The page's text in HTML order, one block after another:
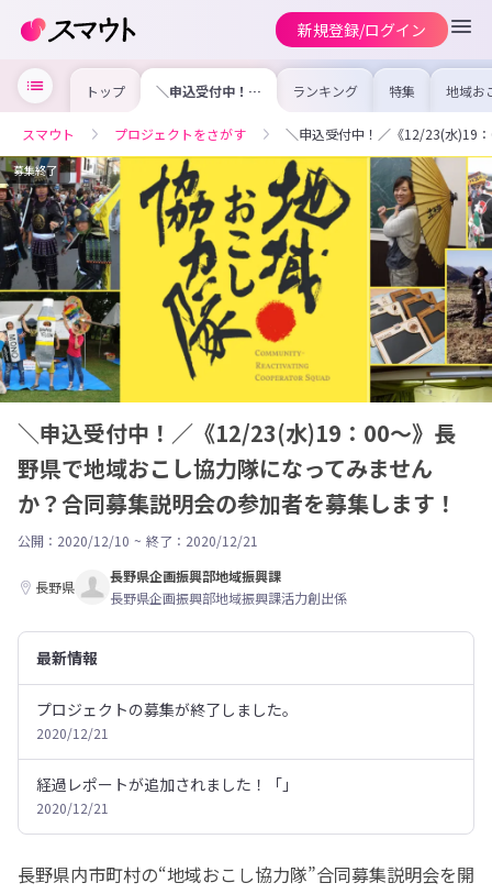
新規登録/ログイン
トップ ＼申込受付中！／
《12/23(水)19：
地域おこし協力隊
になってみません
か？合同募集説明
会の参加者を募集
します！
ランキング 特集 地域お
の求
を集め
事内容
を比較
合った
けよう
スマウト プロジェクトをさがす ＼申込受付中！／《12/23(水)19
募集終了
＼申込受付中！／《12/23(水)19：00～》長
野県で地域おこし協力隊になってみません
か？合同募集説明会の参加者を募集します！
公開：2020/12/10 ~ 終了：2020/12/21
長野県
長野県企画振興部地域振興課
長野県企画振興部地域振興課活力創出係
最新情報
プロジェクトの募集が終了しました。
2020/12/21
経過レポートが追加されました！「」
2020/12/21
長野県内市町村の“地域おこし協力隊”合同募集説明会を開